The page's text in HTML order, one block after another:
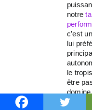
notre
c’est
lui
le
être